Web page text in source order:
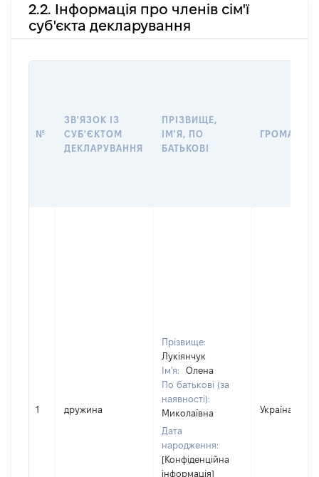
2.2. Інформація про членів сім'ї
суб'єкта декларування
№
ЗВ'ЯЗОК ІЗ
СУБ'ЄКТОМ
ДЕКЛАРУВАННЯ
ПРІЗВИЩЕ,
ІМ'Я, ПО
БАТЬКОВІ
1 дружина
Прізвище:
Лукіянчук
Ім'я:
Олена
По батькові (за
наявності):
Миколаївна
Дата
народження:
[Конфіденційна
інформація]
Україна